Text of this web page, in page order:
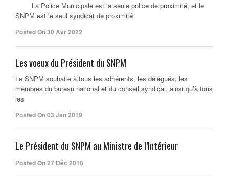
La Police Municipale est la seule police de proximité, et le
SNPM est le seul syndicat de proximité
Posted On 30 Avr 2022
Les voeux du Président du SNPM
Le SNPM souhaite à tous les adhérents, les délégués, les
membres du bureau national et du conseil syndical, ainsi qu’à tous
les
Posted On 03 Jan 2019
Le Président du SNPM au Ministre de l’Intérieur
Posted On 27 Déc 2018